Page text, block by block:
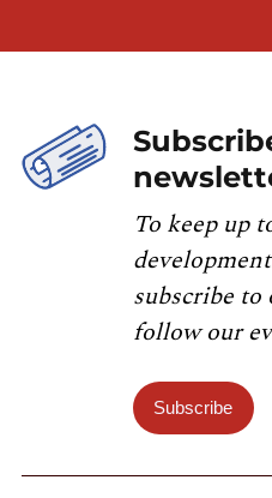
To keep up
subscribe
follow our
Subscribe